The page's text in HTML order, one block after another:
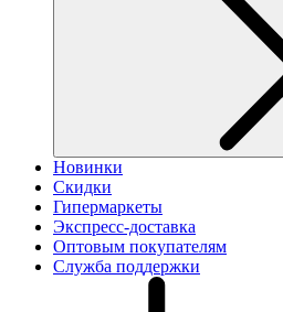
Новинки
Скидки
Гипермаркеты
Экспресс-доставка
Оптовым покупателям
Служба поддержки